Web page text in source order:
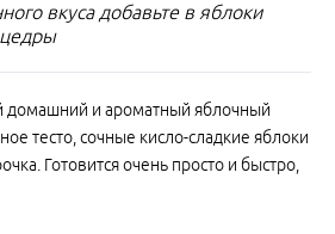
вкуса добавьте в яблоки
домашний и ароматный яблочный
тесто, сочные кисло-сладкие яблоки
Готовится очень просто и быстро,